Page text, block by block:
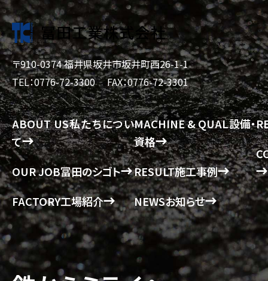
〒910-0374 福井県坂井市坂井町西26-1-1
TEL：0776-72-3300
FAX：0776-72-3301
ABOUT US私たちについ
て
OUR JOB冨田のシゴト
FACTORY工場紹介
MACHINE & QUAL設備・
資格
RESULT施工事例
NEWSお知らせ